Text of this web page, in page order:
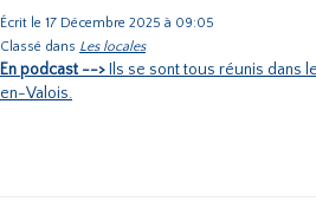
Écrit le 17 Décembre 2025 à 09:05
Classé dans Les locales
En podcast -->
Ils se sont tous réunis
en-Valois.